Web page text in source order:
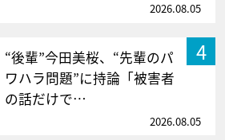
2026.08.05
4
“後輩”今田美桜、“先輩のパ
ワハラ問題”に持論「被害者
の話だけで…
2026.08.05